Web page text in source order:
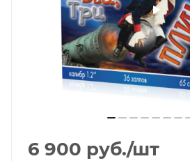
6 900 руб./шт